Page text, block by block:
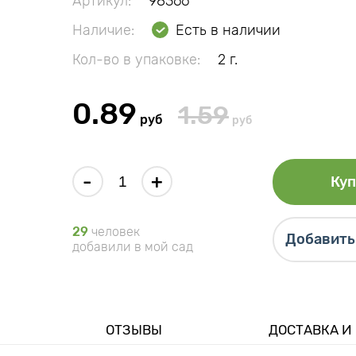
Наличие:
Есть в наличии
Кол-во в упаковке:
2 г.
0.89 руб 1.59 руб
- +
29 человек
добавили в мой сад
ОТЗЫВЫ ДОСТАВКА И